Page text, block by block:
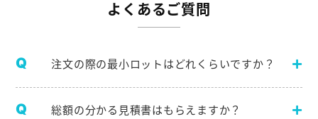
よくあるご質問
注文の際の最小ロットはどれくらいですか？
総額の分かる見積書はもらえますか？